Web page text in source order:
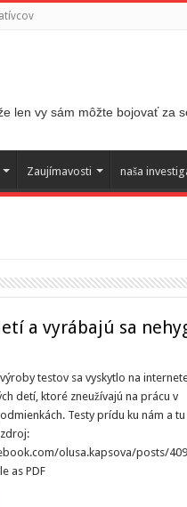
len vy sám môžte bojovať za
Zaujímavosti naša
a vyrábajú sa
testov sa vyskytlo na
detí, ktoré zneužívajú na prácu v
Testy prídu ku nám a tu
olusa.kapsova/posts/
as PDF